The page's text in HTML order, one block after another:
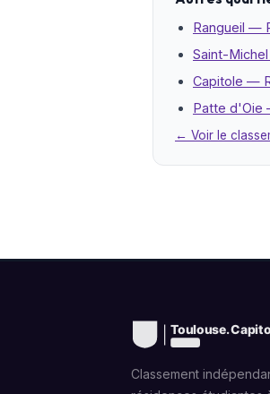
Rangueil —
Saint-
Capitole —
Patte d'Oie
← Voir le
Classement